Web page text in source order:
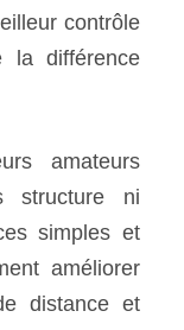
contrôle
la différence
amateurs
structure ni
simples et
améliorer
distance et